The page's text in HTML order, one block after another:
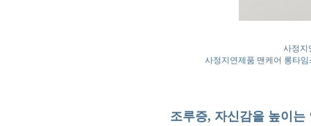
사정지
사정지연제품 맨케어 롱타
조루증, 자신감을 높이는